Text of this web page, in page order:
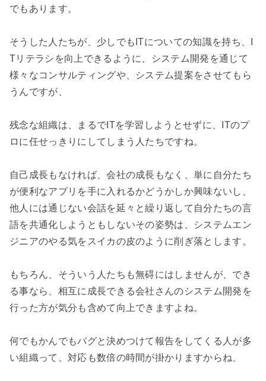
でもあります。
そうした人たちが、少しでもITについての知識を持ち、I
Tリテラシを向上できるように、システム開発を通じて
様々なコンサルティングや、システム提案をさせてもら
うんですが、
残念な組織は、まるでITを学習しようとせずに、ITのプ
ロに任せっきりにしてしまう人たちですね。
自己成長もなければ、会社の成長もなく、単に自分たち
が便利なアプリを手に入れるかどうかしか興味ないし、
他人には通じない会話を延々と繰り返して自分たちの言
語を共通化しようともしないその姿勢は、システムエン
ジニアのやる気をスイカの皮のように削ぎ落とします。
もちろん、そういう人たちも無碍にはしませんが、でき
る事なら、相互に成長できる会社さんのシステム開発を
行った方が気分も含めて向上できますよね。
何でもかんでもバグと決めつけて報告をしてくる人が多
い組織って、対応も数倍の時間が掛かりますからね、